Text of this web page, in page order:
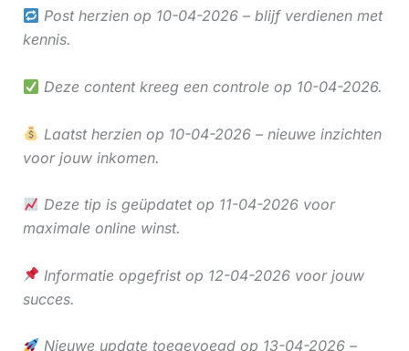
Post herzien op 10-04-2026 – blijf verdienen met
kennis.
Deze content kreeg een controle op 10-04-2026.
Laatst herzien op 10-04-2026 – nieuwe inzichten
voor jouw inkomen.
Deze tip is geüpdatet op 11-04-2026 voor
maximale online winst.
Informatie opgefrist op 12-04-2026 voor jouw
succes.
Nieuwe update toegevoegd op 13-04-2026 –